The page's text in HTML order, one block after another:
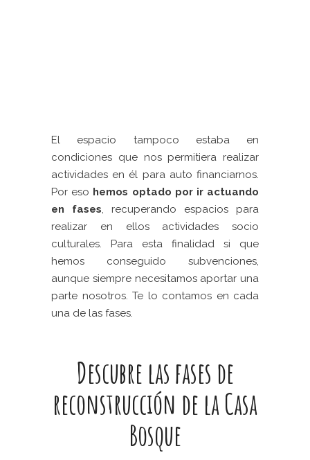
El espacio tampoco estaba en
condiciones que nos permitiera realizar
actividades en él para auto financiarnos.
Por eso hemos optado por ir actuando
en fases, recuperando espacios para
realizar en ellos actividades socio
culturales. Para esta finalidad si que
hemos conseguido subvenciones,
aunque siempre necesitamos aportar una
parte nosotros. Te lo contamos en cada
una de las fases.
Descubre las fases de
reconstrucción de la Casa
Bosque